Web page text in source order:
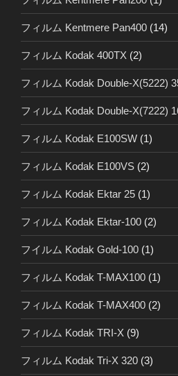
フィルム Kentmere Pan400 (14)
フィルム Kodak 400TX (2)
フィルム Kodak Double-X(5222)
フィルム Kodak Double-X(7222)
フィルム Kodak E100SW (1)
フィルム Kodak E100VS (2)
フィルム Kodak Ektar 25 (1)
フィルム Kodak Ektar-100 (2)
フイルム Kodak Gold-100 (1)
フィルム Kodak T-MAX100 (1)
フィルム Kodak T-MAX400 (2)
フィルム Kodak TRI-X (9)
フィルム Kodak Tri-X 320 (3)